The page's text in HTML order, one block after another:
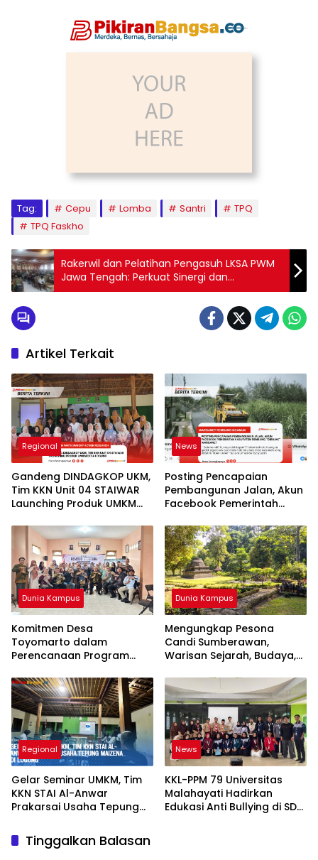
Tag: Cepu Lomba Santri
TPQ
TPQ Faskho
Rakerwil dan Pelatihan Pengasuh LKSA PWM
Jawa Tengah: Perkuat Sinergi dan
Transformasi Layanan Ummat
Artikel Terkait
Regional
Gandeng DINDAGKOP UKM,
Tim KKN Unit 04 STAIWAR
Launching Produk UMKM
News
Posting Pencapaian
Pembangunan Jalan, Akun
Facebook Pemerintah
“Dirujak” Warganet
Dunia Kampus
Komitmen Desa
Toyomarto dalam
Perencanaan Program
melalui ‎Rembuk Stunting
Desa
Dunia Kampus
Mengungkap Pesona
Candi Sumberawan,
Warisan Sejarah, Budaya,
Regional
Gelar Seminar UMKM, Tim
KKN STAI Al-Anwar
Prakarsai Usaha Tepung
News
KKL-PPM 79 Universitas
Malahayati Hadirkan
Edukasi Anti Bullying di SD
Tinggalkan Balasan